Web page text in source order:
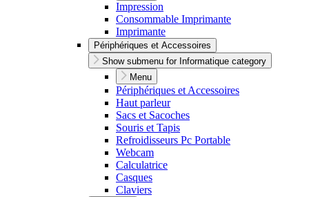
Impression
Consommable Imprimante
Imprimante
Périphériques et Accessoires
Show submenu for Informatique category
Menu
Périphériques et Accessoires
Haut parleur
Sacs et Sacoches
Souris et Tapis
Refroidisseurs Pc Portable
Webcam
Calculatrice
Casques
Claviers